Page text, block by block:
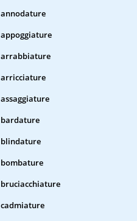
annodature
appoggiature
arrabbiature
arricciature
assaggiature
bardature
blindature
bombature
bruciacchiature
cadmiature